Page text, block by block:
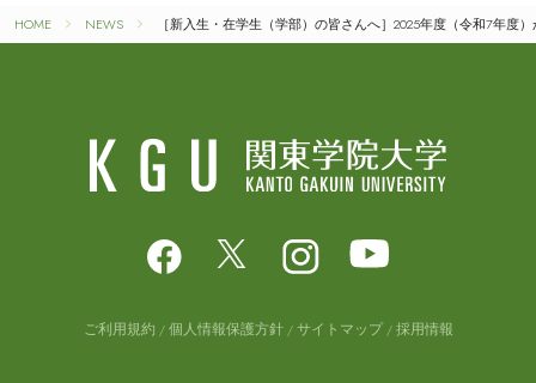
HOME NEWS ［新入生・在学生（学部）の皆さんへ］2025年度（令和7年度
ご利用規約 個人情報保護方針 サイトマップ 採用情報